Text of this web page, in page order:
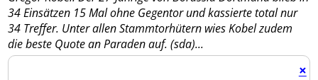
34 Einsätzen 15 Mal ohne Gegentor und kassierte total nur
34 Treffer. Unter allen Stammtorhütern wies Kobel zudem
die beste Quote an Paraden auf. (sda)...
×